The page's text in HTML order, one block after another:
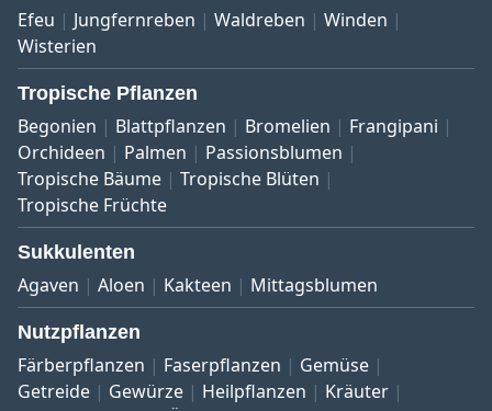
Efeu Jungfernreben Waldreben
Winden
Wisterien
Tropische Pflanzen
Begonien Blattpflanzen Bromelien
Frangipani
Orchideen
Palmen
Passionsblumen
Tropische Bäume
Tropische Blüten
Tropische Früchte
Sukkulenten
Agaven Aloen Kakteen Mittagsblumen
Nutzpflanzen
Färberpflanzen Faserpflanzen
Gemüse
Getreide
Gewürze Heilpflanzen
Kräuter